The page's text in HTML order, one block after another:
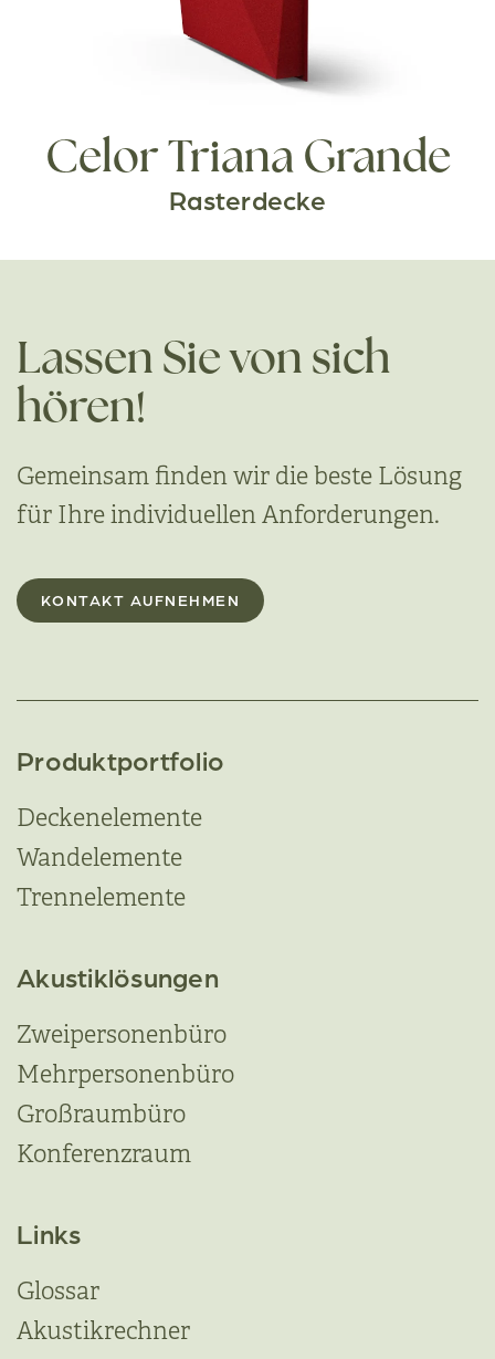
Celor Triana Grande
Rasterdecke
Lassen Sie von sich
hören!
Gemeinsam finden wir die beste Lösung
für Ihre individuellen Anforderungen.
KONTAKT AUFNEHMEN
Produktportfolio
Deckenelemente
Wandelemente
Trennelemente
Akustiklösungen
Zweipersonenbüro
Mehrpersonenbüro
Großraumbüro
Konferenzraum
Links
Glossar
Akustikrechner